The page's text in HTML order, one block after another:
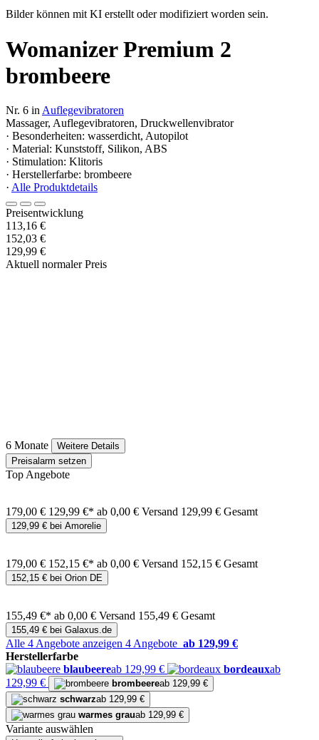
Bilder können mit KI erstellt oder modifiziert worden sein.
Womanizer Premium 2
brombeere
Nr. 6 in Auflegevibratoren
Massager, Auflegevibratoren, Druckwellenvibrator
· Besonderheiten: wasserdicht, Autopilot
· Material: Kunststoff, Silikon, ABS
· Stimulation: Klitoris
· Herstellerfarbe: brombeere
· Alle Produktdetails
Preisentwicklung
113,16 €
152,03 €
129,99 €
Aktuell normaler Preis
6 Monate
Weitere Details
Preisalarm setzen
Top Angebote
179,00 € 129,99 €* ab 0,00 € Versand 129,99 € Gesamt
129,99 € bei Amorelie
179,00 € 152,15 €* ab 0,00 € Versand 152,15 € Gesamt
152,15 € bei Orion DE
155,49 €* ab 0,00 € Versand 155,49 € Gesamt
155,49 € bei Galaxus.de
Alle 4 Angebote anzeigen 4 Angebote ab 129,99 €
Herstellerfarbe
blaubeereab 129,99 € bordeauxab
129,99 €
brombeereab 129,99 €
schwarzab 129,99 €
warmes grauab 129,99 €
Variante auswählen